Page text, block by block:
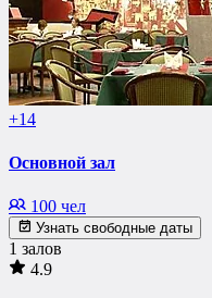
+14
Основной зал
100 чел
Узнать свободные даты
1 залов
4.9